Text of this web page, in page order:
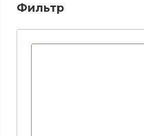
Фильтр